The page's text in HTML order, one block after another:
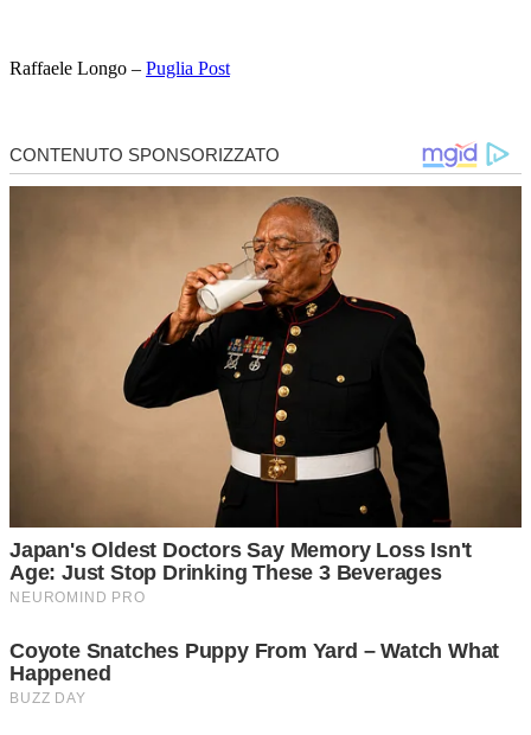
Raffaele Longo – Puglia Post